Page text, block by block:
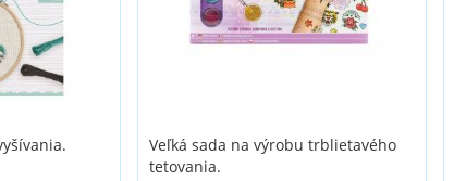
Veľká sada na výrobu trblietavého
tetovania.